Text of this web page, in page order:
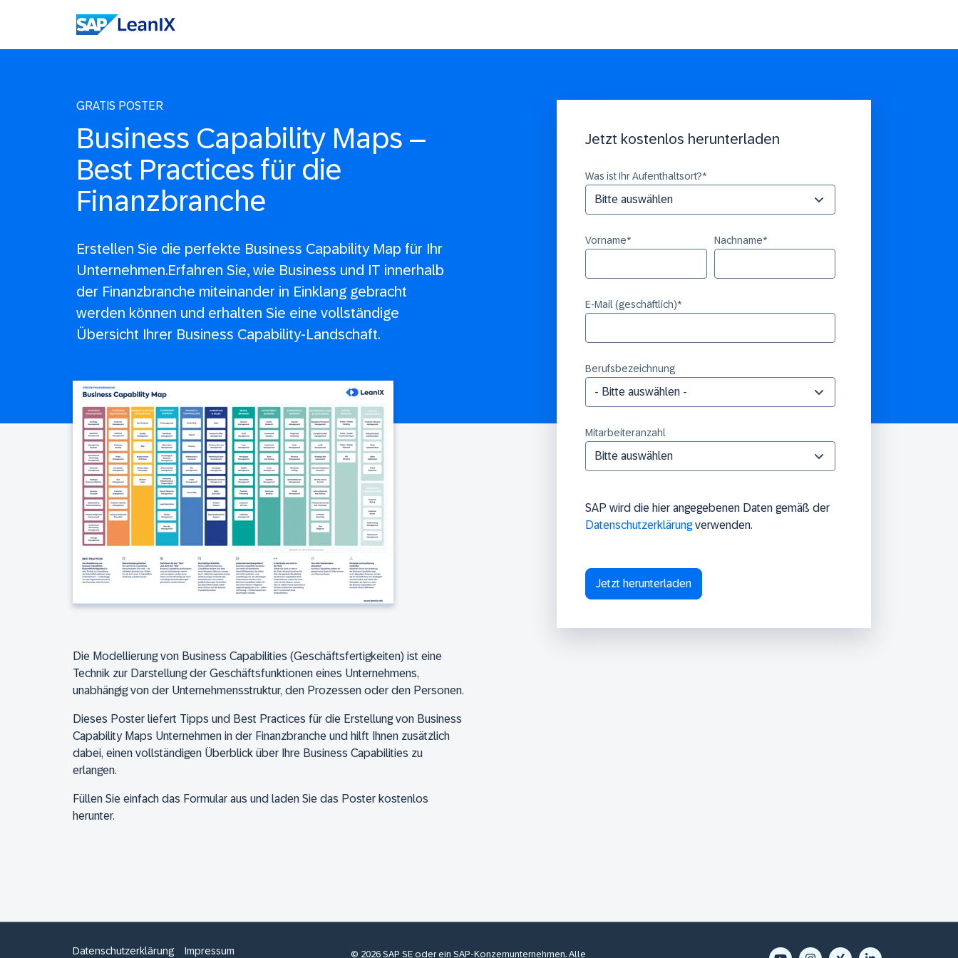
GRATIS POSTER
Business Capability Maps –
Best Practices für die
Finanzbranche
Erstellen Sie die perfekte Business Capability Map für Ihr
Unternehmen.Erfahren Sie, wie Business und IT innerhalb
der Finanzbranche miteinander in Einklang gebracht
werden können und erhalten Sie eine vollständige
Übersicht Ihrer Business Capability-Landschaft.
Jetzt kostenlos herunterladen
Was ist Ihr Aufenthaltsort?*
Vorname* Nachname*
E-Mail (geschäftlich)*
Berufsbezeichnung
Mitarbeiteranzahl
SAP wird die hier angegebenen Daten gemäß der
Datenschutzerklärungverwenden.
Die Modellierung von Business Capabilities (Geschäftsfertigkeiten) ist eine
Technik zur Darstellung der Geschäftsfunktionen eines Unternehmens,
unabhängig von der Unternehmensstruktur, den Prozessen oder den Personen.
Dieses Poster liefert Tipps und Best Practices für die Erstellung von Business
Capability Maps Unternehmen in der Finanzbranche und hilft Ihnen zusätzlich
dabei, einen vollständigen Überblick über Ihre Business Capabilities zu
erlangen.
Füllen Sie einfach das Formular aus und laden Sie das Poster kostenlos
herunter.
Datenschutzerklärung Impressum © 2026 SAP SE oder ein SAP-Konzernunternehmen. Alle